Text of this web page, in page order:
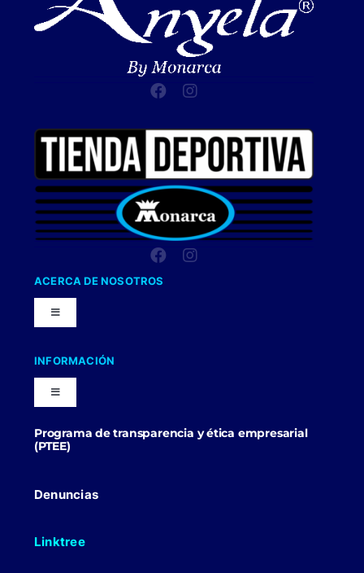
ACERCA DE NOSOTROS
Toggle
Navigation
Nuestra Compañia
Trabaja con nosotros
INFORMACIÓN
Toggle
Navigation
Blog
Politicas Comerciales
Programa de transparencia y ética empresarial
(PTEE)
Denuncias
Linktree